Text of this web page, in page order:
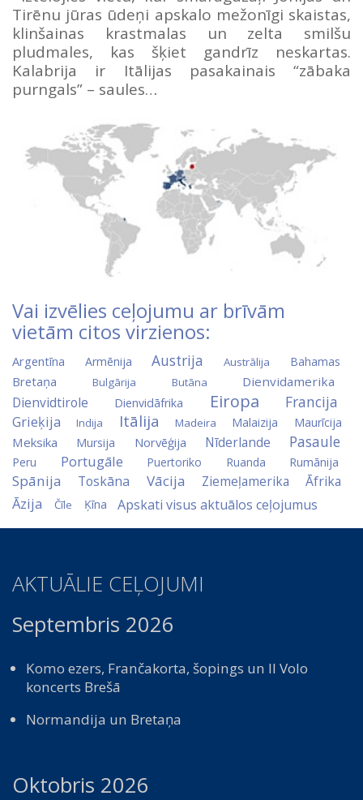
Tirēnu jūras ūdeņi apskalo mežonīgi skaistas,
klinšainas krastmalas un zelta smilšu
pludmales, kas šķiet gandrīz neskartas.
Kalabrija ir Itālijas pasakainais “zābaka
purngals” – saules…
Vai izvēlies ceļojumu ar brīvām
vietām citos virzienos:
Argentīna Armēnija Austrija Austrālija Bahamas
Bretaņa Bulgārija Butāna Dienvidamerika
Dienvidtirole Dienvidāfrika Eiropa Francija
Grieķija Indija Itālija Madeira Malaizija Maurīcija
Meksika Mursija Norvēģija Nīderlande Pasaule
Peru Portugāle Puertoriko Ruanda Rumānija
Spānija Toskāna Vācija Ziemeļamerika Āfrika
Āzija Čīle Ķīna Apskati visus aktuālos ceļojumus
AKTUĀLIE CEĻOJUMI
Septembris 2026
Komo ezers, Frančakorta, šopings un Il Volo
koncerts Brešā
Normandija un Bretaņa
Oktobris 2026